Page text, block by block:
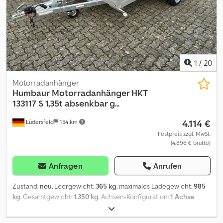
1 / 20
Lüdersfeld 154 km
Motorradanhänger
Humbaur Motorradanhänger HKT
133117 S 1,35t absenkbar g...
4.114 €
Festpreis zzgl. MwSt.
(4.896 € brutto)
Anfragen Anrufen
Zustand: neu, Leergewicht: 365 kg, maximales Ladegewicht:985
kg , Gesamtgewicht:1.350 kg , Achsen-Konfiguration:1 Achse
, Laderaumbreite:
Laderaumhöhe:150 mm, Baujahr:2025, Kilometerstand:50 km,